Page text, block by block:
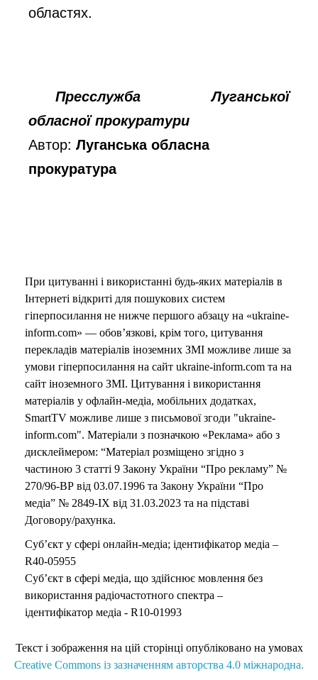
областях.
Пресслужба Луганської
обласної прокуратури
Автор:Луганська обласна
прокуратура
При цитуванні і використанні будь-яких матеріалів в
Інтернеті відкриті для пошукових систем
гіперпосилання не нижче першого абзацу на «ukraine-
inform.com» — обов’язкові, крім того, цитування
перекладів матеріалів іноземних ЗМІ можливе лише за
умови гіперпосилання на сайт ukraine-inform.com та на
сайт іноземного ЗМІ. Цитування і використання
матеріалів у офлайн-медіа, мобільних додатках,
SmartTV можливе лише з письмової згоди "ukraine-
inform.com". Матеріали з позначкою «Реклама» або з
дисклеймером: “Матеріал розміщено згідно з
частиною 3 статті 9 Закону України “Про рекламу” №
270/96-ВР від 03.07.1996 та Закону України “Про
медіа” № 2849-IX від 31.03.2023 та на підставі
Договору/рахунка.
Суб’єкт у сфері онлайн-медіа; ідентифікатор медіа –
R40-05955
Суб’єкт в сфері медіа, що здійснює мовлення без
використання радіочастотного спектра –
ідентифікатор медіа - R10-01993
Текст і зображення на цій сторінці опубліковано на умовах
Creative Commons із зазначенням авторства 4.0 міжнародна.